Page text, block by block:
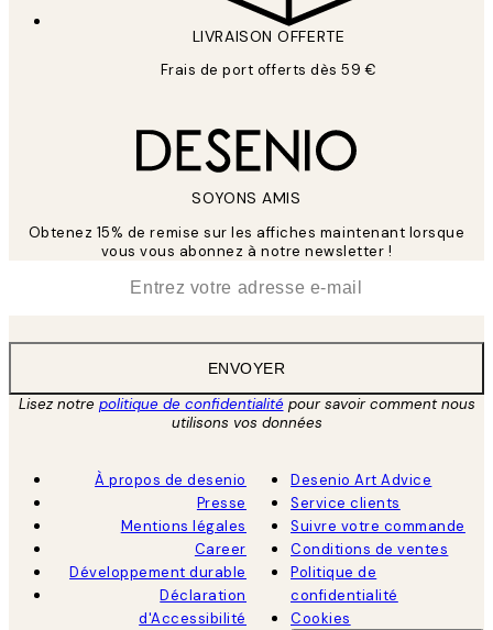
LIVRAISON OFFERTE
Frais de port offerts dès 59 €
SOYONS AMIS
Obtenez 15% de remise sur les affiches maintenant lorsque
vous vous abonnez à notre newsletter !
ENVOYER
Lisez notre politique de confidentialitépour savoir comment nous
utilisons vos données
À propos de desenio
Presse
Mentions légales
Career
Développement durable
Déclaration
d'Accessibilité
Desenio Art Advice
Service clients
Suivre votre commande
Conditions de ventes
Politique de
confidentialité
Cookies